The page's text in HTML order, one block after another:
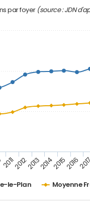
par foyer (source : JDN
le-Plan Moyenne
2011201220132014201520162017